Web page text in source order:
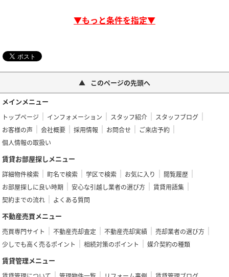
▼もっと条件を指定▼
このページの先頭へ
メインメニュー
トップページ インフォメーション スタッフ紹介
スタッフブログ
お客様の声
会社概要 採用情報 お問合せ
ご来店予約
個人情報の取扱い
賃貸お部屋探しメニュー
詳細物件検索 町名で検索 学区で検索 お気に入り
閲覧履歴
お部屋探しに良い時期
安心な引越し業者の選び方
賃貸用語集
契約までの流れ
よくある質問
不動産売買メニュー
売買専門サイト 不動産売却査定 不動産売却実績
売却業者の選び方
少しでも高く売るポイント
相続対策のポイント 媒介契約の種類
賃貸管理メニュー